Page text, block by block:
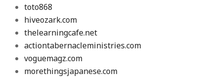
toto868
hiveozark.com
thelearningcafe.net
actiontabernacleministries.com
voguemagz.com
morethingsjapanese.com